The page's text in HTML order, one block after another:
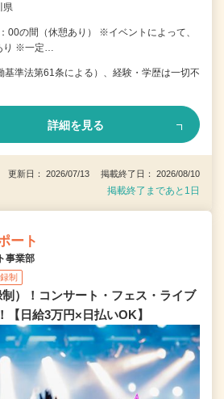
県
00の間（休憩あり） ※イベントによって、
り ※一定…
基準法第61条による）、経験・学歴は一切不
詳細を見る
更新日： 2026/07/13 掲載終了日： 2026/08/10
掲載終了まであと1日
ート
事業部
制
）！コンサート・フェス・ライブ
【日給3万円×日払いOK】